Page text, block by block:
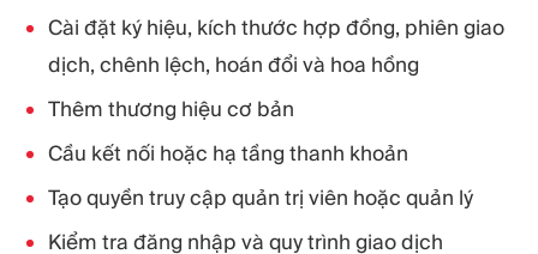
Cài đặt ký hiệu, kích thước hợp đồng, phiên giao
dịch, chênh lệch, hoán đổi và hoa hồng
Thêm thương hiệu cơ bản
Cầu kết nối hoặc hạ tầng thanh khoản
Tạo quyền truy cập quản trị viên hoặc quản lý
Kiểm tra đăng nhập và quy trình giao dịch